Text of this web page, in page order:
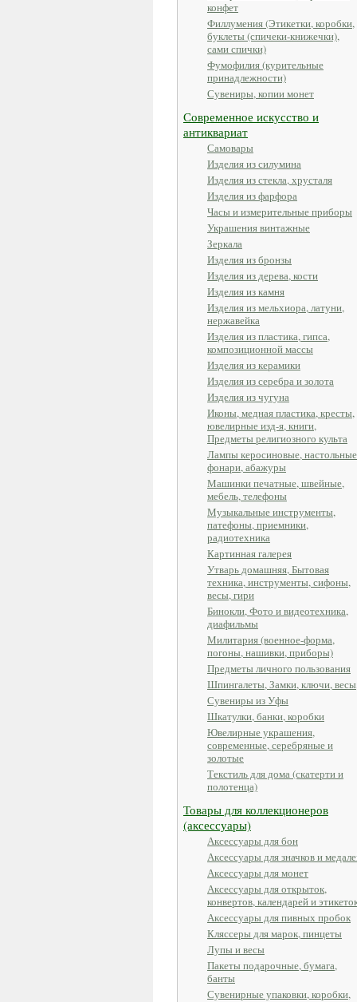
конфет
Филлумения (Этикетки, коробки,
буклеты (спичеки-книжечки),
сами спички)
Фумофилия (курительные
принадлежности)
Сувениры, копии монет
Современное искусство и
антиквариат
Самовары
Изделия из силумина
Изделия из стекла, хрусталя
Изделия из фарфора
Часы и измерительные приборы
Украшения винтажные
Зеркала
Изделия из бронзы
Изделия из дерева, кости
Изделия из камня
Изделия из мельхиора, латуни,
нержавейка
Изделия из пластика, гипса,
композиционной массы
Изделия из керамики
Изделия из серебра и золота
Изделия из чугуна
Иконы, медная пластика, кресты,
ювелирные изд-я, книги,
Предметы религиозного культа
Лампы керосиновые,
фонари, абажуры
Машинки печатные, швейные,
мебель, телефоны
Музыкальные инструменты,
патефоны, приемники,
радиотехника
Картинная галерея
Утварь домашняя, Бытовая
техника, инструменты, сифоны,
весы, гири
Бинокли, Фото и видеотехника,
диафильмы
Милитария (военное-форма,
погоны, нашивки, приборы)
Предметы личного пользования
Шпингалеты, Замки, ключи,
Сувениры из Уфы
Шкатулки, банки, коробки
Ювелирные украшения,
современные, серебряные и
золотые
Текстиль для дома (скатерти и
полотенца)
Товары для коллекционеров
(аксессуары)
Аксессуары для бон
Аксессуары для значков и
Аксессуары для монет
Аксессуары для открыток,
конвертов, календарей и
Аксессуары для пивных пробок
Кляссеры для марок, пинцеты
Лупы и весы
Пакеты подарочные, бумага,
банты
Сувенирные упаковки, коробки,